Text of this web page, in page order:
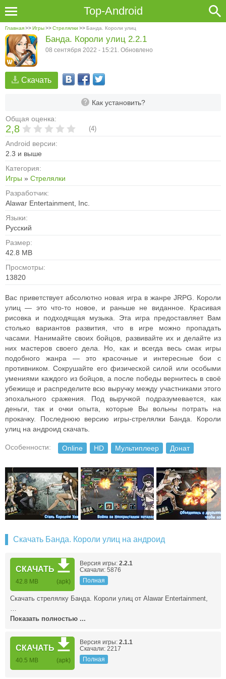
Top-Android
Главная>>Игры>>Стрелялки >> Банда. Короли улиц
Скачать
Как установить?
Общая оценка:
2,8 (4)
Android версии:
2.3 и выше
Категория:
Игры » Стрелялки
Разработчик:
Alawar Entertainment, Inc.
Языки:
Русский
Размер:
42.8 MB
Просмотры:
13820
Банда. Короли улиц 2.2.1
08 сентября 2022 - 15:21. Обновлено
Вас приветствует абсолютно новая игра в жанре JRPG. Короли
улиц — это что-то новое, и раньше не виданное. Красивая
рисовка и подходящая музыка. Эта игра предоставляет Вам
столько вариантов развития, что в игре можно пропадать
часами. Нанимайте своих бойцов, развивайте их и делайте из
них мастеров своего дела. Но, как и всегда весь смак игры
подобного жанра — это красочные и интересные бои с
противником. Сокрушайте его физической силой или особыми
умениями каждого из бойцов, а после победы вернитесь в своё
убежище и распределите всю выручку между участниками этого
эпохального сражения. Под выручкой подразумевается, как
деньги, так и очки опыта, которые Вы вольны потрать на
прокачку. Последнюю версию игры-стрелялки Банда. Короли
улиц на андроид скачать.
Особенности: Online HD Мультиплеер Донат
Скачать Банда. Короли улиц на андроид
СКАЧАТЬ
42.8 MB (apk)
Версия игры: 2.2.1
Скачали: 5876
Полная
Скачать стрелялку Банда. Короли улиц от Alawar Entertainment,
…
Показать полностью ...
СКАЧАТЬ
40.5 MB (apk)
Версия игры: 2.1.1
Скачали: 2217
Полная